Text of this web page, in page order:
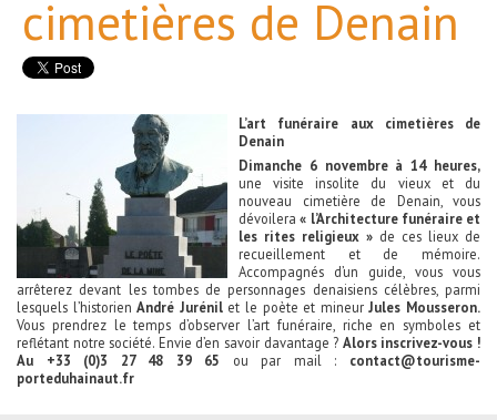
cimetières de Denain
L’art funéraire aux cimetières de
Denain
Dimanche 6 novembre à 14 heures,
une visite insolite du vieux et du
nouveau cimetière de Denain, vous
dévoilera« l’Architecture funéraire et
les rites religieux » de ces lieux de
recueillement et de mémoire.
Accompagnés d’un guide, vous vous
arrêterez devant les tombes de personnages denaisiens célèbres, parmi
lesquels l’historienAndré Jurénilet le poète et mineurJules Mousseron.
Vous prendrez le temps d’observer l’art funéraire, riche en symboles et
reflétant notre société. Envie d’en savoir davantage ? Alors inscrivez-vous !
Au +33 (0)3 27 48 39 65 ou par mail : contact@tourisme-
porteduhainaut.fr